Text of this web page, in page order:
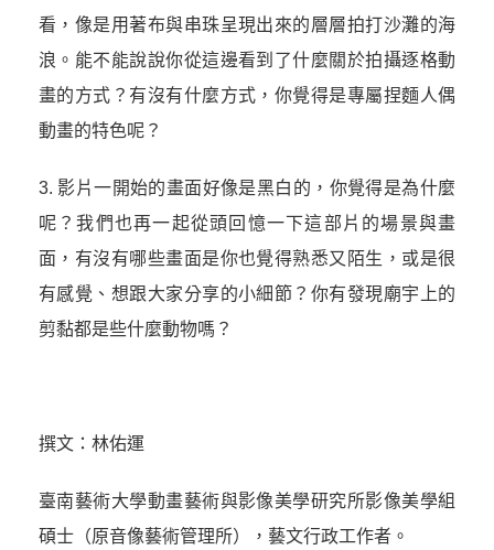
看，像是用著布與串珠呈現出來的層層拍打沙灘的海
浪。能不能說說你從這邊看到了什麼關於拍攝逐格動
畫的方式？有沒有什麼方式，你覺得是專屬捏麵人偶
動畫的特色呢？
3. 影片一開始的畫面好像是黑白的，你覺得是為什麼
呢？我們也再一起從頭回憶一下這部片的場景與畫
面，有沒有哪些畫面是你也覺得熟悉又陌生，或是很
有感覺、想跟大家分享的小細節？你有發現廟宇上的
剪黏都是些什麼動物嗎？
撰文：林佑運
臺南藝術大學動畫藝術與影像美學研究所影像美學組
碩士（原音像藝術管理所），藝文行政工作者。